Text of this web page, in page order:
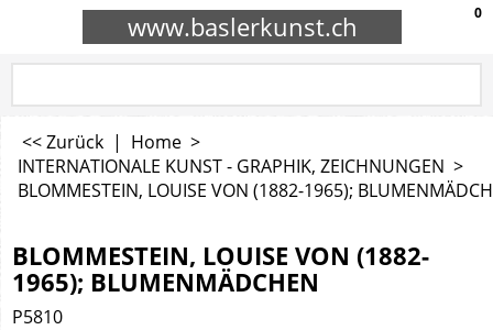
www.baslerkunst.ch 0
<< Zurück | Home >
INTERNATIONALE KUNST - GRAPHIK, ZEICHNUNGEN >
BLOMMESTEIN, LOUISE VON (1882-1965);
BLOMMESTEIN, LOUISE VON (1882-
1965); BLUMENMÄDCHEN
P5810